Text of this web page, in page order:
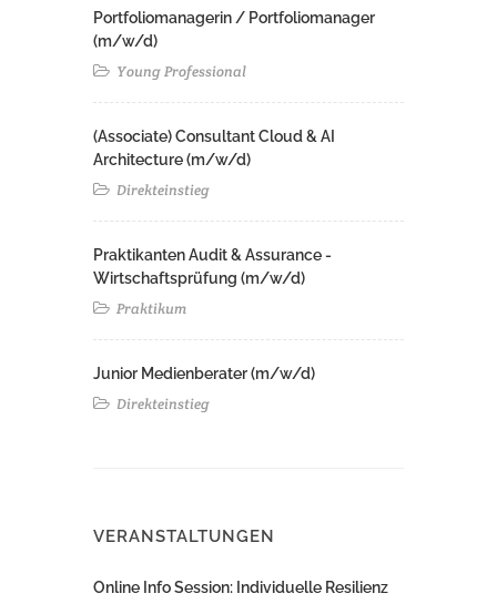
Portfoliomanagerin / Portfoliomanager
(m/w/d)
Young Professional
(Associate) Consultant Cloud & AI
Architecture (m/w/d)​ ​
Direkteinstieg
Praktikanten Audit & Assurance -
Wirtschaftsprüfung (m/w/d)
Praktikum
Junior Medienberater (m/w/d)
Direkteinstieg
VERANSTALTUNGEN
Online Info Session: Individuelle Resilienz